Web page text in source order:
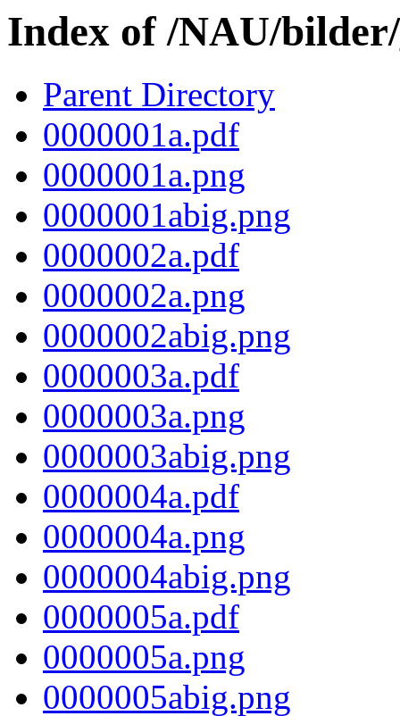
Index of /NAU/bilder/
Parent Directory
0000001a.pdf
0000001a.png
0000001abig.png
0000002a.pdf
0000002a.png
0000002abig.png
0000003a.pdf
0000003a.png
0000003abig.png
0000004a.pdf
0000004a.png
0000004abig.png
0000005a.pdf
0000005a.png
0000005abig.png